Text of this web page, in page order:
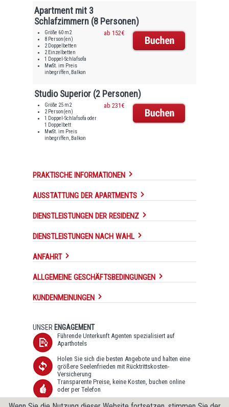
Apartment mit 3
Schlafzimmern (8 Personen)
Größe 60 m2
8 Person(en)
2 Doppelbetten
2 Einzelbetten
1 Doppel-Schlafsofa
MwSt. im Preis
inbegriffen, Balkon
ab 152€
Studio Superior (2 Personen)
Größe 25 m2
2 Person(en)
1 Doppel-Schlafsofa oder
1 Doppelbett
MwSt. im Preis
inbegriffen, Balkon
ab 231€
PRAKTISCHE INFORMATIONEN
AUSSTATTUNG DER APARTMENTS
DIENSTLEISTUNGEN DER RESIDENZ
DIENSTLEISTUNGEN NACH WAHL
ANFAHRT
ALLGEMEINE GESCHÄFTSBEDINGUNGEN
KUNDENMEINUNGEN
UNSER ENGAGEMENT
Führende Unterkunft Agenten spezialisiert auf
Aparthotels
Holen Sie sich die besten Angebote und halten eine
größere Seelenfrieden mit Rücktrittskosten-
Versicherung
Transparente Preise, keine Kosten, buchen online
oder per Telefon
Sichere SSL-Datenübertragung und Datenschutz-